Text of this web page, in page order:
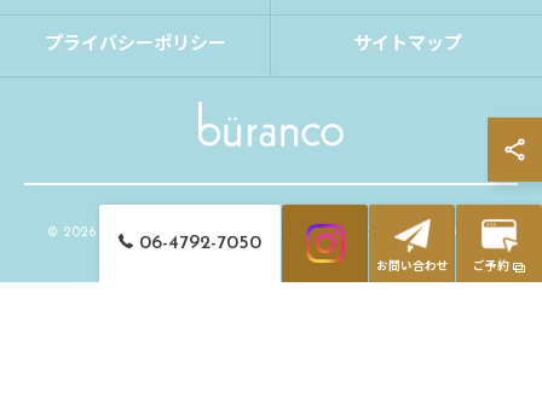
06-4792-7050
お問い合わせ ご予約
プライバシーポリシー サイトマップ
© 2026 大阪府大阪市の脱毛ならbüranco ALL RIGHTS RESERVED.